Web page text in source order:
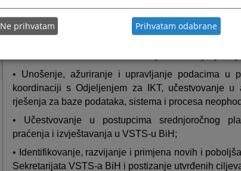
karijere jačanjem mehanizama međusobne
pravosuđu, s ciljem postizanja efektivnijeg i
• Unapređenje sistema za upravljanje ljudskim
• Unošenje, ažuriranje i upravljanje podacima u
koordinaciji s Odjeljenjem za IKT, učestvovanje
rješenja za baze podataka, sistema i procesa
• Učestvovanje u postupcima srednjoročnog
praćenja i izvještavanja u VSTS-u BiH;
• Identifikovanje, razvijanje i primjena novih i
Sekretarijata VSTS-a BiH i postizanje utvrđenih
Ne prihvatam Prihvatam odabrane